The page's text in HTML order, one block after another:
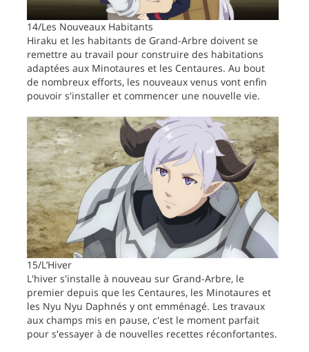
14/Les Nouveaux Habitants
Hiraku et les habitants de Grand-Arbre doivent se
remettre au travail pour construire des habitations
adaptées aux Minotaures et les Centaures. Au bout
de nombreux efforts, les nouveaux venus vont enfin
pouvoir s'installer et commencer une nouvelle vie.
15/L’Hiver
L'hiver s'installe à nouveau sur Grand-Arbre, le
premier depuis que les Centaures, les Minotaures et
les Nyu Nyu Daphnés y ont emménagé. Les travaux
aux champs mis en pause, c'est le moment parfait
pour s'essayer à de nouvelles recettes réconfortantes.